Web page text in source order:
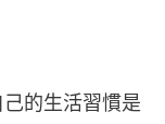
的生活習慣是